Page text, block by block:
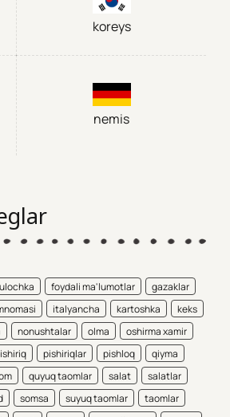
koreys
nemis
foydali ma'lumotlar
gazaklar
italyancha kartoshka
keks
nonushtalar olma
oshirma xamir
pishiriqlar pishloq
qiyma
quyuq taomlar salat
salatlar
somsa suyuq taomlar
taomlar